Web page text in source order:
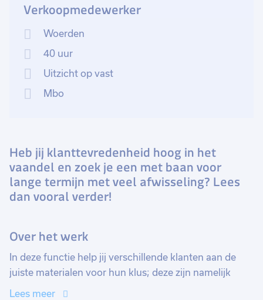
Verkoopmedewerker
Woerden
40 uur
Uitzicht op vast
Mbo
Heb jij klanttevredenheid hoog in het
vaandel en zoek je een met baan voor
lange termijn met veel afwisseling? Lees
dan vooral verder!
Over het werk
In deze functie help jij verschillende klanten aan de
juiste materialen voor hun klus; deze zijn namelijk
allemaal bouw-gerelateerd! Denk aan timmermannen,
Lees meer